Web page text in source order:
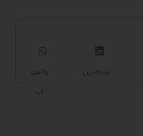
لینکدین
واتس
اپ